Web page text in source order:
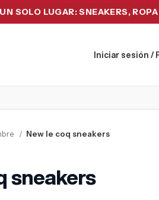
LUGAR: SNEAKERS, ROPA Y
Iniciar sesión /
New le coq sneakers
sneakers